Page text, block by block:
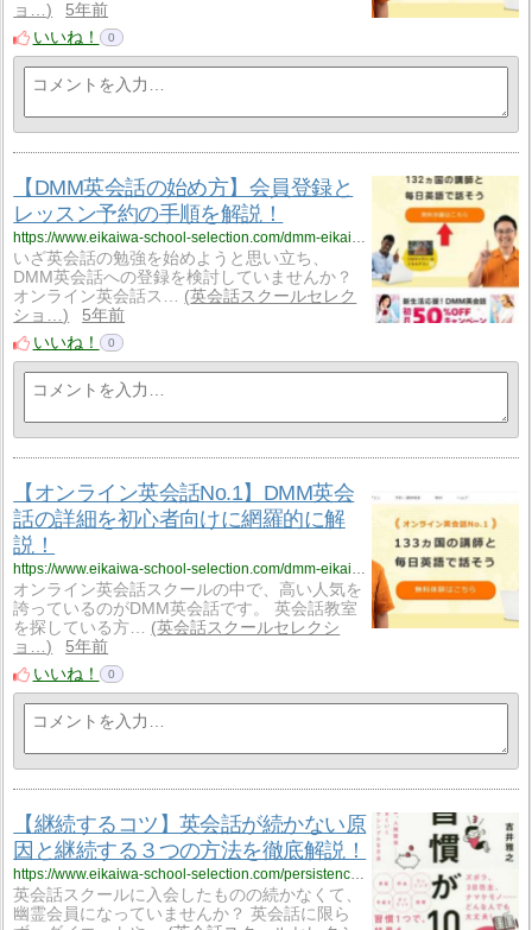
ョ…
5年前
いいね！
0
【DMM英会話の始め方】会員登録と
レッスン予約の手順を解説！
いざ英会話の勉強を始めようと思い立ち、
DMM英会話への登録を検討していませんか？
オンライン英会話ス…
英会話スクールセレク
ショ…
5年前
いいね！
0
【オンライン英会話No.1】DMM英会
話の詳細を初心者向けに網羅的に解
説！
https://www.eikaiwa-school-selection.com/dmm-eikaiwa-overall/456/
オンライン英会話スクールの中で、高い人気を
誇っているのがDMM英会話です。 英会話教室
を探している方…
英会話スクールセレクシ
ョ…
5年前
いいね！
0
【継続するコツ】英会話が続かない原
因と継続する３つの方法を徹底解説！
https://www.eikaiwa-school-selection.com/persistence-pays-off/451/
英会話スクールに入会したものの続かなくて、
幽霊会員になっていませんか？ 英会話に限ら